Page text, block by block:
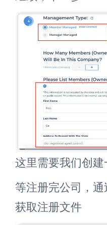
这里需要我们创建
等注册完公司，
获取注册文件